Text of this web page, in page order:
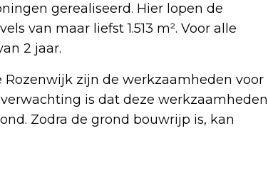
gerealiseerd. Hier lopen de
van maar liefst 1.513 m². Voor alle
2 jaar.
zijn de werkzaamheden voor
is dat deze werkzaamheden
Zodra de grond bouwrijp is, kan